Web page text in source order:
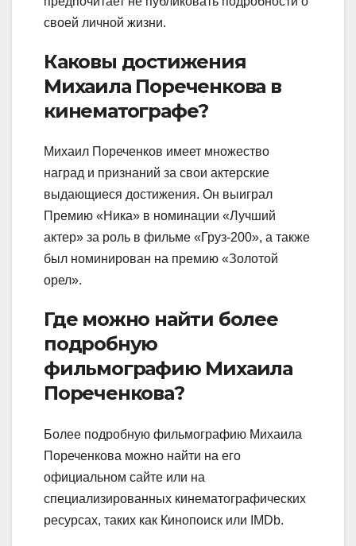
своей личной жизни.
Каковы достижения
Михаила Пореченкова в
кинематографе?
Михаил Пореченков имеет множество
наград и признаний за свои актерские
выдающиеся достижения. Он выиграл
Премию «Ника» в номинации «Лучший
актер» за роль в фильме «Груз-200», а также
был номинирован на премию «Золотой
орел».
Где можно найти более
подробную
фильмографию Михаила
Пореченкова?
Более подробную фильмографию Михаила
Пореченкова можно найти на его
официальном сайте или на
специализированных кинематографических
ресурсах, таких как Кинопоиск или IMDb.